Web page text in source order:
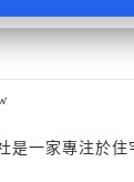
是一家專注於住